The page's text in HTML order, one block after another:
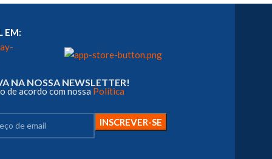
EM:
NA NOSSA NEWSLETTER!
de acordo com nossa Política